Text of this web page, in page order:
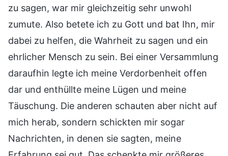
zu sagen, war mir gleichzeitig sehr unwohl
zumute. Also betete ich zu Gott und bat Ihn, mir
dabei zu helfen, die Wahrheit zu sagen und ein
ehrlicher Mensch zu sein. Bei einer Versammlung
daraufhin legte ich meine Verdorbenheit offen
dar und enthüllte meine Lügen und meine
Täuschung. Die anderen schauten aber nicht auf
mich herab, sondern schickten mir sogar
Nachrichten, in denen sie sagten, meine